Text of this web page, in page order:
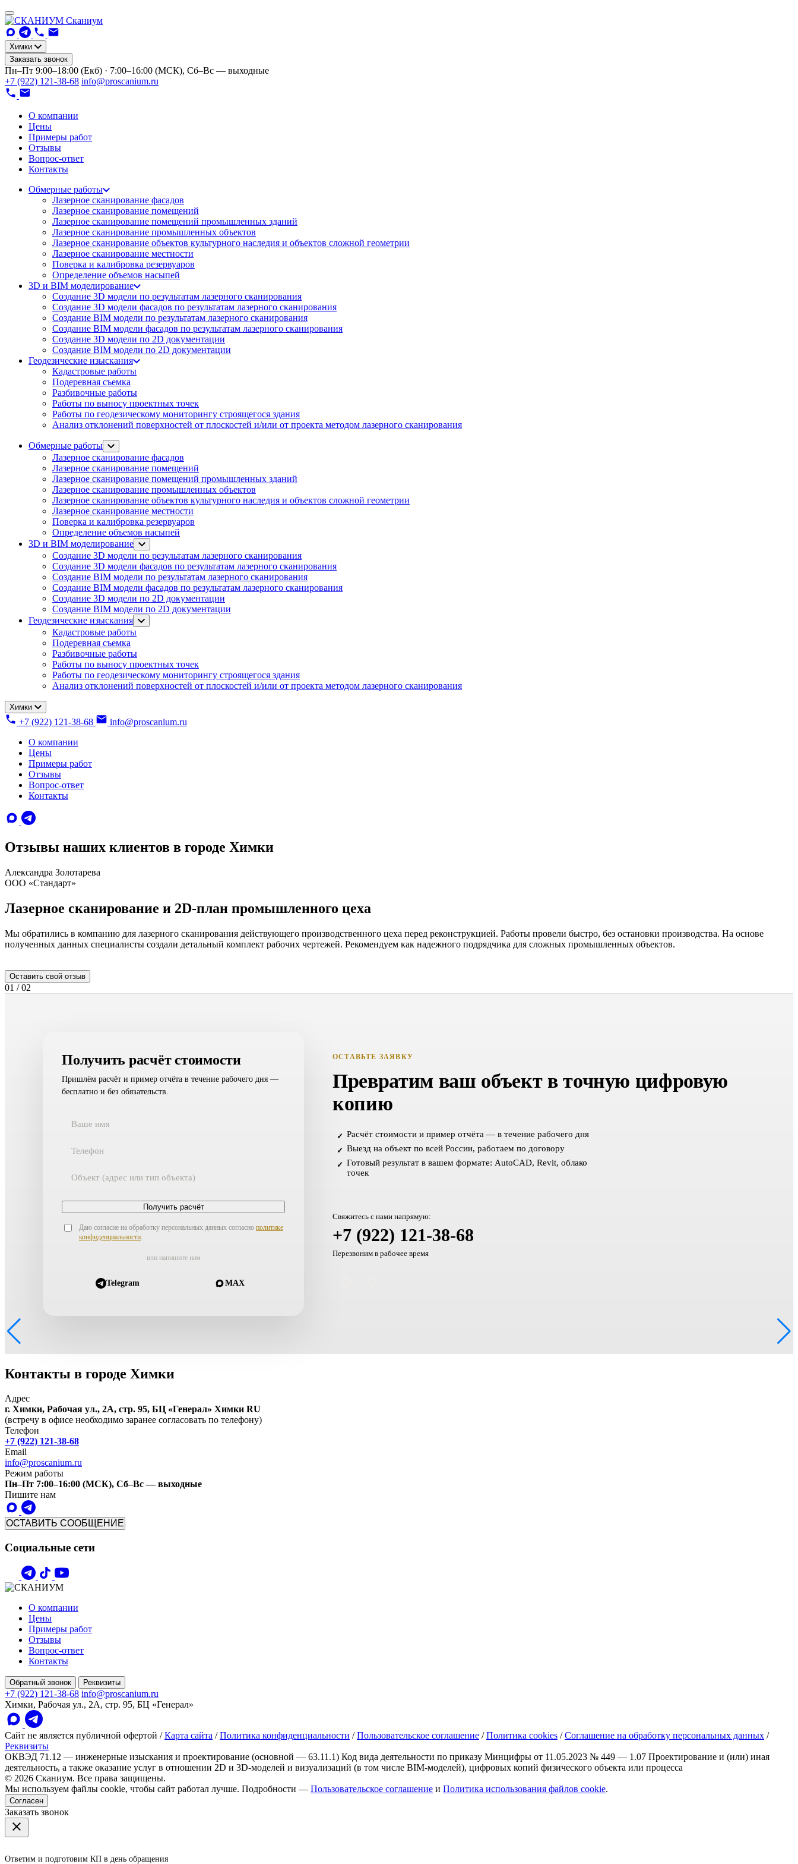
Сканиум
Химки
Заказать звонок
Пн–Пт 9:00–18:00 (Екб) · 7:00–16:00 (МСК), Сб–Вс — выходные
+7 (922) 121-38-68 info@proscanium.ru
О компании
Цены
Примеры работ
Отзывы
Вопрос-ответ
Контакты
Обмерные работы
Лазерное сканирование фасадов
Лазерное сканирование помещений
Лазерное сканирование помещений промышленных зданий
Лазерное сканирование промышленных объектов
Лазерное сканирование объектов культурного наследия и объектов сложной геометрии
Лазерное сканирование местности
Поверка и калибровка резервуаров
Определение объемов насы​​пей
3D и BIM моделирование
Создание 3D модели по результатам лазерного сканирования
Создание 3D модели фасадов по результатам лазерного сканирования
Создание BIM модели по результатам лазерного сканирования
Создание BIM модели фасадов по результатам лазерного сканирования
Создание 3D модели по 2D документации
Создание BIM модели по 2D документации
Геодезические изыскания
Кадастровые работы
Подеревная съемка
Разбивочные работы
Работы по выносу проектных точек
Работы по геодезическому мониторингу строящегося здания
Анализ отклонений поверхностей от плоскостей и/или от проекта методом лазерного сканирования
Обмерные работы
Лазерное сканирование фасадов
Лазерное сканирование помещений
Лазерное сканирование помещений промышленных зданий
Лазерное сканирование промышленных объектов
Лазерное сканирование объектов культурного наследия и объектов сложной геометрии
Лазерное сканирование местности
Поверка и калибровка резервуаров
Определение объемов насы​​пей
3D и BIM моделирование
Создание 3D модели по результатам лазерного сканирования
Создание 3D модели фасадов по результатам лазерного сканирования
Создание BIM модели по результатам лазерного сканирования
Создание BIM модели фасадов по результатам лазерного сканирования
Создание 3D модели по 2D документации
Создание BIM модели по 2D документации
Геодезические изыскания
Кадастровые работы
Подеревная съемка
Разбивочные работы
Работы по выносу проектных точек
Работы по геодезическому мониторингу строящегося здания
Анализ отклонений поверхностей от плоскостей и/или от проекта методом лазерного сканирования
Химки
+7 (922) 121-38-68
info@proscanium.ru
О компании
Цены
Примеры работ
Отзывы
Вопрос-ответ
Контакты
Отзывы наших клиентов в городе Химки
Александра Золотарева
ООО «Стандарт»
Лазерное сканирование и 2D-план промышленного цеха
Мы обратились в компанию для лазерного сканирования действующего производственного цеха перед реконструкцией. Работы провели быстро, без остановки производства. На основе
полученных данных специалисты создали детальный комплект рабочих чертежей. Рекомендуем как надежного подрядчика для сложных промышленных объектов.
Оставить свой отзыв
01 / 02
Получить расчёт стоимости
Пришлём расчёт и пример отчёта в течение рабочего дня —
бесплатно и без обязательств.
Получить расчёт
Даю согласие на обработку персональных данных согласно политике
конфиденциальности
или напишите нам
Telegram MAX
ОСТАВЬТЕ ЗАЯВКУ
Превратим ваш объект в точную цифровую
копию
✓ Расчёт стоимости и пример отчёта — в течение рабочего дня
✓ Выезд на объект по всей России, работаем по договору
✓ Готовый результат в вашем формате: AutoCAD, Revit, облако
точек
Свяжитесь с нами напрямую:
+7 (922) 121-38-68
Перезвоним в рабочее время
Контакты в городе Химки
Адрес
г. Химки, Рабочая ул., 2А, стр. 95, БЦ «Генерал» Химки RU
(встречу в офисе необходимо заранее согласовать по телефону)
Телефон
+7 (922) 121-38-68
Email
info@proscanium.ru
Режим работы
Пн–Пт 7:00–16:00 (МСК), Сб–Вс — выходные
Пишите нам
ОСТАВИТЬ СООБЩЕНИЕ
Социальные сети
О компании
Цены
Примеры работ
Отзывы
Вопрос-ответ
Контакты
Обратный звонок Реквизиты
+7 (922) 121-38-68 info@proscanium.ru
Химки, Рабочая ул., 2А, стр. 95, БЦ «Генерал»
Сайт не является публичной офертой / Карта сайта / Политика конфиденциальности / Пользовательское соглашение / Политика cookies / Соглашение на обработку персональных данных /
Реквизиты
ОКВЭД 71.12 — инженерные изыскания и проектирование (основной — 63.11.1) Код вида деятельности по приказу Минцифры от 11.05.2023 № 449 — 1.07 Проектирование и (или) иная
деятельность, а также оказание услуг в отношении 2D и 3D-моделей и визуализаций (в том числе BIM-моделей), цифровых копий физического объекта или процесса
© 2026 Сканиум. Все права защищены.
Мы используем файлы cookie, чтобы сайт работал лучше. Подробности — Пользовательское соглашение и Политика использования файлов cookie.
Согласен
Заказать звонок
Ответим и подготовим КП в день обращения